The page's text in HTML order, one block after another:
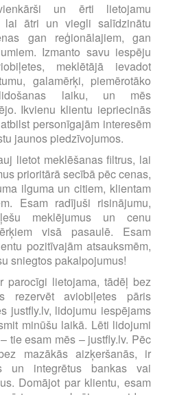
un ērti lietojamu
lai ātri un viegli salīdzinātu
gan reģionālajiem, gan
Izmanto savu iespēju
meklētājā ievadot
galamērķi, piemērotāko
laiku, un mēs
Ikvienu klientu iepriecinās
personīgajām interesēm
jaunos piedzīvojumos.
lietot meklēšanas filtrus, lai
prioritārā secībā pēc cenas,
ilguma un citiem, klientam
Esam radījuši risinājumu,
meklējumus un cenu
visā pasaulē. Esam
pozitīvajām atsauksmēm,
sniegtos pakalpojumus!
parocīgi lietojama, tādēļ bez
rezervēt aviobiļetes pāris
justfly.lv, lidojumu iespējams
minūšu laikā. Lēti lidojumi
tie esam mēs – justfly.lv. Pēc
mazākās aizķeršanās, ir
un integrētus bankas vai
Domājot par klientu, esam